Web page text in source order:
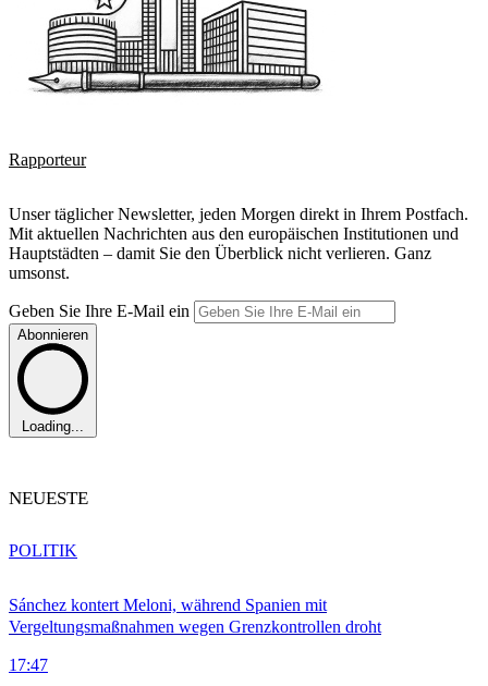
Rapporteur
Unser täglicher Newsletter, jeden Morgen direkt in Ihrem Postfach.
Mit aktuellen Nachrichten aus den europäischen Institutionen und
Hauptstädten – damit Sie den Überblick nicht verlieren. Ganz
umsonst.
Geben Sie Ihre E-Mail ein
Abonnieren
Loading...
NEUESTE
Sánchez kontert Meloni, während Spanien mit
Vergeltungsmaßnahmen wegen Grenzkontrollen droht
17:47
POLITIK